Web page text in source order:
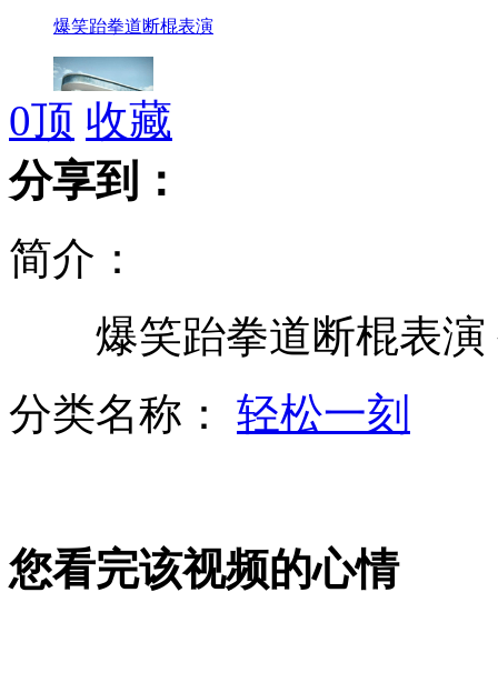
爆笑跆拳道断棍表演
教育部同意建立南方科技大学
俄罗斯公布野生成年白化逆戟鲸视频
0顶 收藏
分享到：
简介：
爆笑跆拳道断棍表演
分类名称： 轻松一刻
您看完该视频的心情